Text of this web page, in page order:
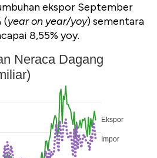
ekspor September
(year on year/yoy) sementara
8,55% yoy.